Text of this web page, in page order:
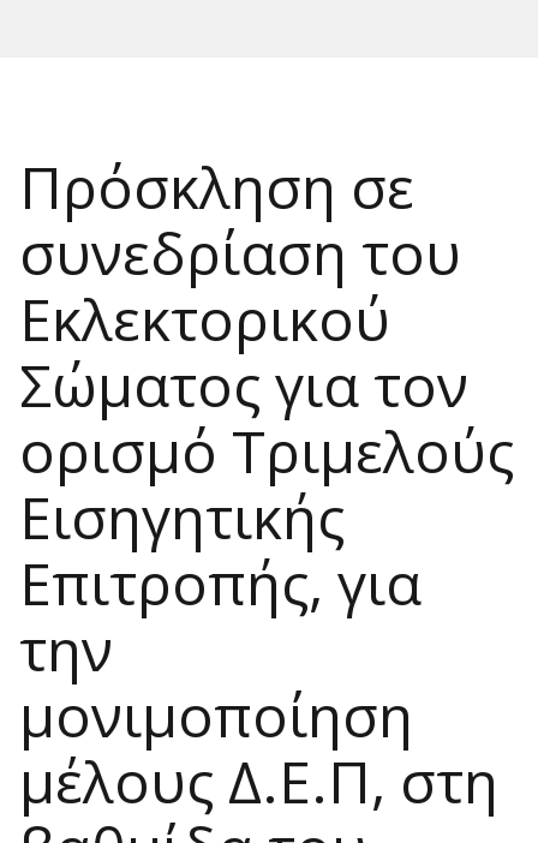
Πρόσκληση σε
συνεδρίαση του
Εκλεκτορικού
Σώματος για τον
ορισμό Τριμελούς
Εισηγητικής
Επιτροπής, για
την
μονιμοποίηση
μέλους Δ.Ε.Π, στη